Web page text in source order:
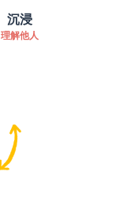
沉浸
理解他人